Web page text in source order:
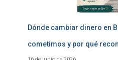
Dónde cambiar dinero en
cometimos y por qué